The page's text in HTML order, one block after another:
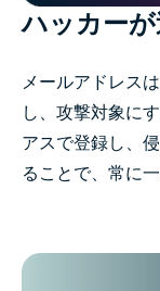
ハッカー
メールアドレス
し、攻撃対象に
アスで登録し、
ることで、常に